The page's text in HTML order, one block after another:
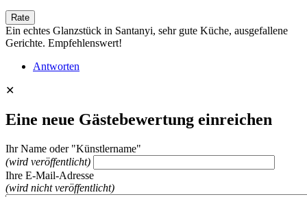
Ein echtes Glanzstück in Santanyi, sehr gute Küche, ausgefallene
Gerichte. Empfehlenswert!
Antworten
✕
Eine neue Gästebewertung einreichen
Ihr Name oder "Künstlername"
(wird veröffentlicht)
Ihre E-Mail-Adresse
(wird nicht veröffentlicht)